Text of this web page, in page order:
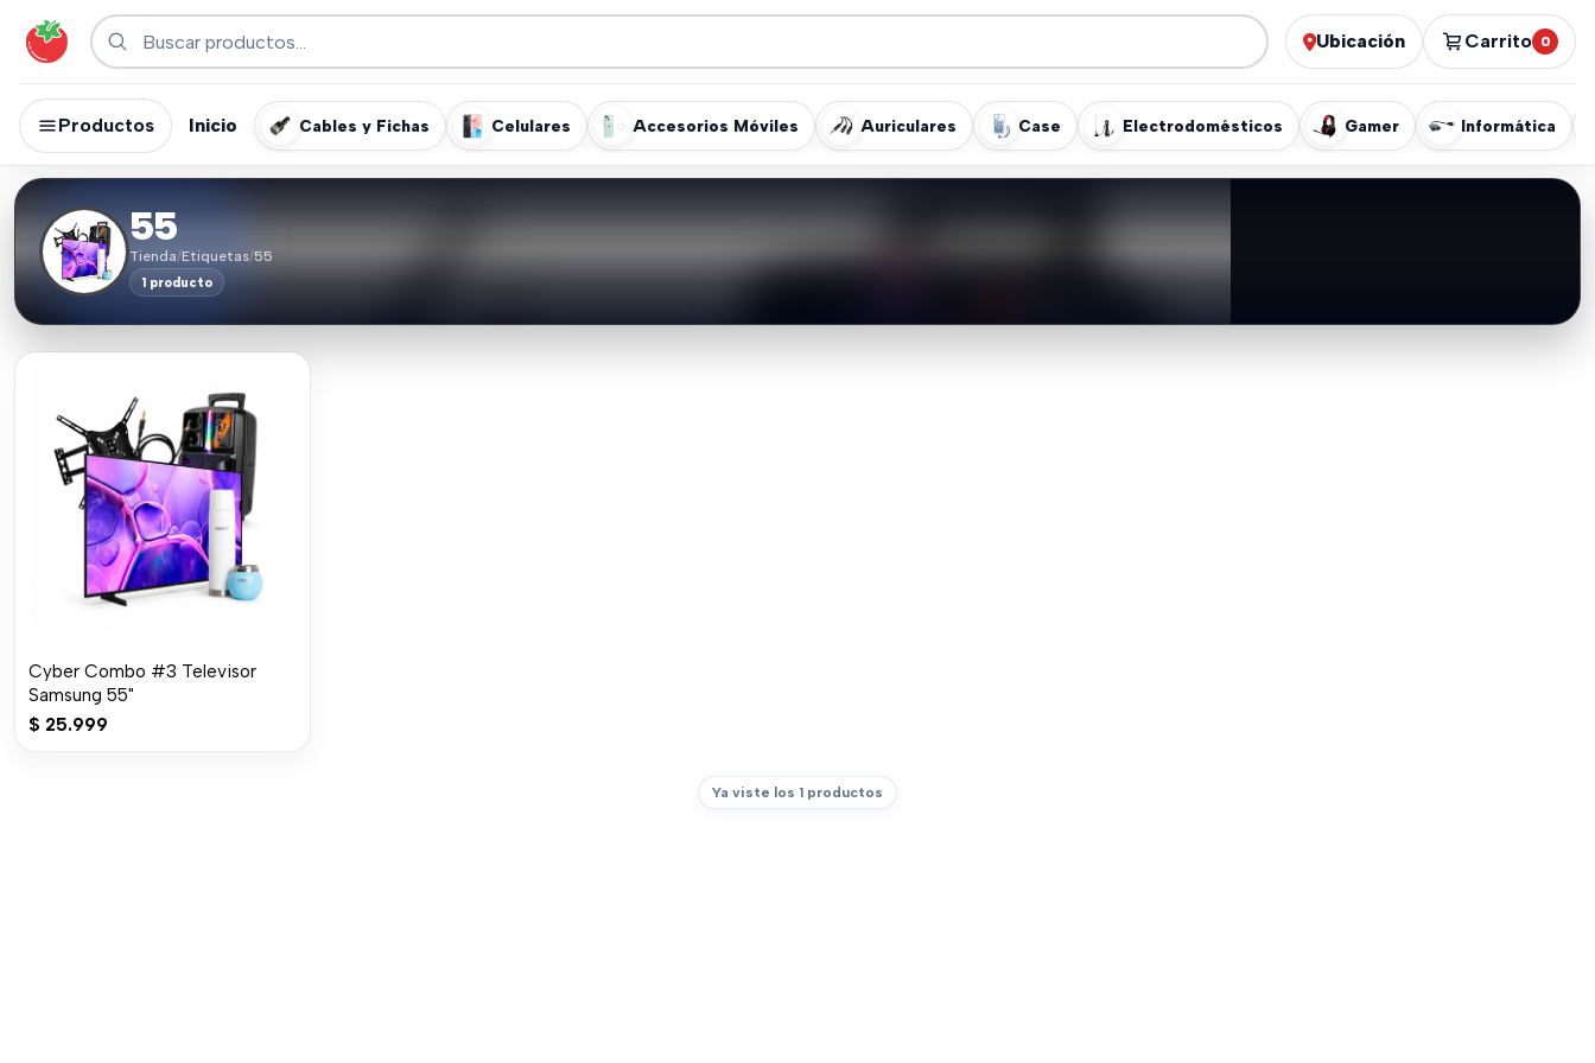
Ubicación Carrito 0
Productos Inicio Cables y Fichas Celulares Accesorios Móviles Auriculares Case Electrodomésticos Gamer Informática
55
Tienda/Etiquetas/55
1 producto
Cyber Combo #3 Televisor
Samsung 55"
$ 25.999
Ya viste los 1 productos